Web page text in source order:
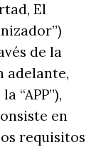
El
de la
adelante,
“APP”),
en
requisitos